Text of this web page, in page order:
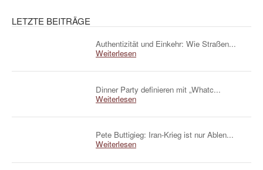
LETZTE BEITRÄGE
Authentizität und Einkehr: Wie Straßen...
Weiterlesen
Dinner Party definieren mit „Whatc...
Weiterlesen
Pete Buttigieg: Iran-Krieg ist nur Ablen...
Weiterlesen